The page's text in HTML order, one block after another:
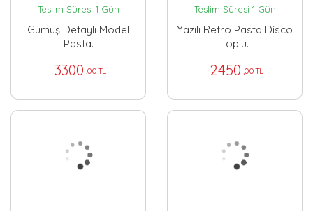
Teslim Süresi 1 Gün
Gümüş Detaylı Model
Pasta.
3300 ,00 TL
Teslim Süresi 1 Gün
Yazılı Retro Pasta Disco
Toplu.
2450 ,00 TL